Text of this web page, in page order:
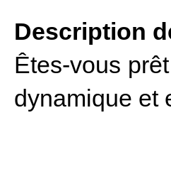
Description
Êtes-vous
dynamique et